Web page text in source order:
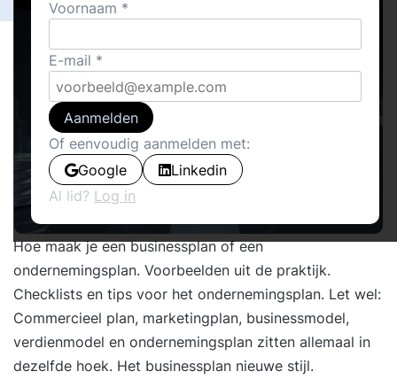
Hoe maak je een businessplan of een
ondernemingsplan. Voorbeelden uit de praktijk.
Checklists en tips voor het ondernemingsplan. Let wel:
Commercieel plan, marketingplan, businessmodel,
verdienmodel en ondernemingsplan zitten allemaal in
dezelfde hoek. Het businessplan nieuwe stijl.
Voornaam
E-mail
Aanmelden
Of eenvoudig aanmelden met:
Google
Linkedin
Al lid? Log in